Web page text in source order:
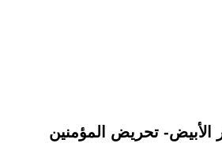
الأبيض- تحريض المؤمنين